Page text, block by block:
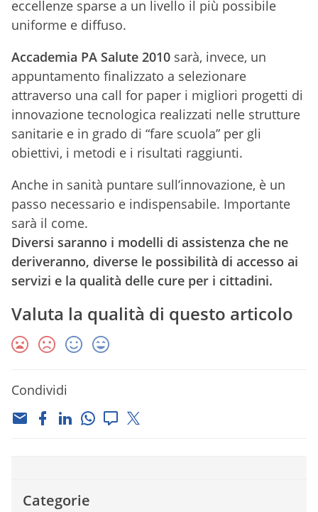
eccellenze sparse a un livello il più possibile
uniforme e diffuso.
Accademia PA Salute 2010 sarà, invece, un
appuntamento finalizzato a selezionare
attraverso una call for paper i migliori progetti di
innovazione tecnologica realizzati nelle strutture
sanitarie e in grado di “fare scuola” per gli
obiettivi, i metodi e i risultati raggiunti.
Anche in sanità puntare sull’innovazione, è un
passo necessario e indispensabile. Importante
sarà il come.
Diversi saranno i modelli di assistenza che ne
deriveranno, diverse le possibilità di accesso ai
servizi e la qualità delle cure per i cittadini.
Valuta la qualità di questo articolo
Condividi
Categorie